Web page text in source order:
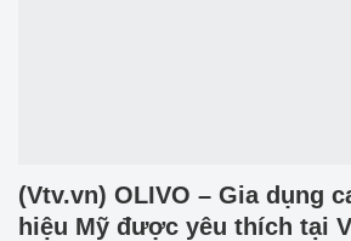
(Vtv.vn) OLIVO – Gia dụng
hiệu Mỹ được yêu thích tại